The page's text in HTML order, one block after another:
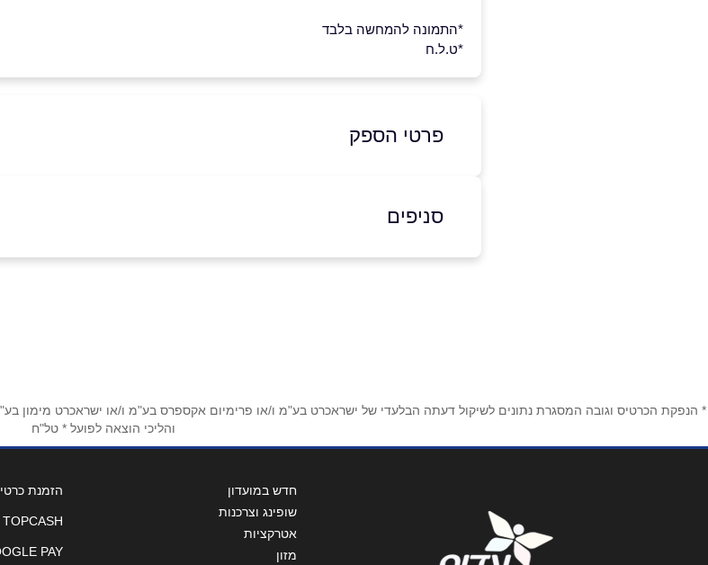
*התמונה להמחשה בלבד
*ט.ל.ח
פרטי הספק
בפייסבוק
סניפים
ראשון לציון
* הנפקת הכרטיס וגובה המסגרת נתונים לשיקול דעתה הבלעדי של ישראכרט בע"מ ו/או פרימיום אקספרס בע"מ ו/או ישראכרט מימון
והליכי הוצאה לפועל * טל"ח
חדש במועדון
שופינג וצרכנות
אטרקציות
מזון
הזמנת
TOPCASH
PAY